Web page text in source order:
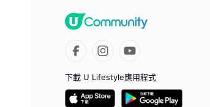
下載 U Lifestyle應用程式